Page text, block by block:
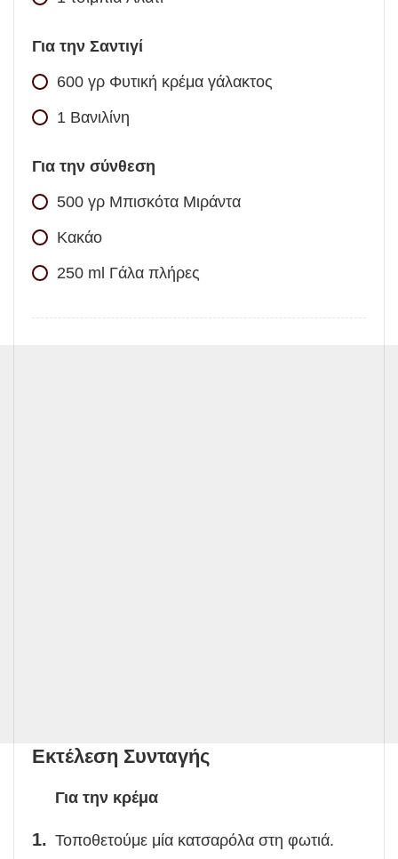
Για την Σαντιγί
600 γρ Φυτική κρέμα γάλακτος
1 Βανιλίνη
Για την σύνθεση
500 γρ Μπισκότα Μιράντα
Κακάο
250 ml Γάλα πλήρες
Εκτέλεση Συνταγής
Για την κρέμα
Τοποθετούμε μία κατσαρόλα στη φωτιά.